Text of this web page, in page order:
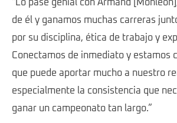
"Lo pasé genial con Armand
de él y ganamos muchas carreras
por su disciplina, ética de trabajo y
Conectamos de inmediato y estamos
que puede aportar mucho a nuestro
especialmente la consistencia que
ganar un campeonato tan largo.”